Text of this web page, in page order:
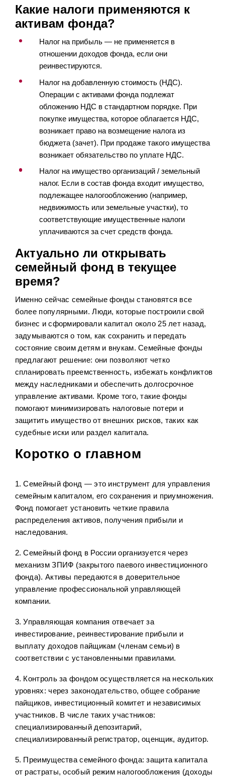
Какие налоги применяются к
активам фонда?
Налог на прибыль — не применяется в
отношении доходов фонда, если они
реинвестируются.
Налог на добавленную стоимость (НДС).
Операции с активами фонда подлежат
обложению НДС в стандартном порядке. При
покупке имущества, которое облагается НДС,
возникает право на возмещение налога из
бюджета (зачет). При продаже такого имущества
возникает обязательство по уплате НДС.
Налог на имущество организаций / земельный
налог. Если в состав фонда входит имущество,
подлежащее налогообложению (например,
недвижимость или земельные участки), то
соответствующие имущественные налоги
уплачиваются за счет средств фонда.
Актуально ли открывать
семейный фонд в текущее
время?
Именно сейчас семейные фонды становятся все
более популярными. Люди, которые построили свой
бизнес и сформировали капитал около 25 лет назад,
задумываются о том, как сохранить и передать
состояние своим детям и внукам. Семейные фонды
предлагают решение: они позволяют четко
спланировать преемственность, избежать конфликтов
между наследниками и обеспечить долгосрочное
управление активами. Кроме того, такие фонды
помогают минимизировать налоговые потери и
защитить имущество от внешних рисков, таких как
судебные иски или раздел капитала.
Коротко о главном
1. Семейный фонд — это инструмент для управления
семейным капиталом, его сохранения и приумножения.
Фонд помогает установить четкие правила
распределения активов, получения прибыли и
наследования.
2. Семейный фонд в России организуется через
механизм ЗПИФ (закрытого паевого инвестиционного
фонда). Активы передаются в доверительное
управление профессиональной управляющей
компании.
3. Управляющая компания отвечает за
инвестирование, реинвестирование прибыли и
выплату доходов пайщикам (членам семьи) в
соответствии с установленными правилами.
4. Контроль за фондом осуществляется на нескольких
уровнях: через законодательство, общее собрание
пайщиков, инвестиционный комитет и независимых
участников. В числе таких участников:
специализированный депозитарий,
специализированный регистратор, оценщик, аудитор.
5. Преимущества семейного фонда: защита капитала
от растраты, особый режим налогообложения (доходы